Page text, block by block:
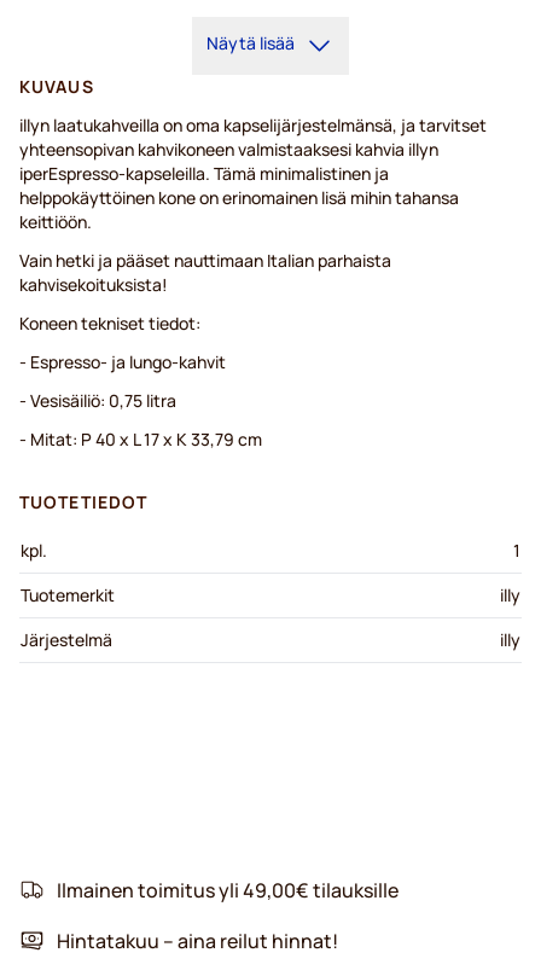
Näytä lisää
KUVAUS
illyn laatukahveilla on oma kapselijärjestelmänsä, ja tarvitset
yhteensopivan kahvikoneen valmistaaksesi kahvia illyn
iperEspresso-kapseleilla. Tämä minimalistinen ja
helppokäyttöinen kone on erinomainen lisä mihin tahansa
keittiöön.
Vain hetki ja pääset nauttimaan Italian parhaista
kahvisekoituksista!
Koneen tekniset tiedot:
- Espresso- ja lungo-kahvit
- Vesisäiliö: 0,75 litra
- Mitat: P 40 x L 17 x K 33,79 cm
TUOTETIEDOT
kpl.
1
Tuotemerkit
illy
Järjestelmä
illy
Ilmainen toimitus yli 49,00€ tilauksille
Hintatakuu – aina reilut hinnat!